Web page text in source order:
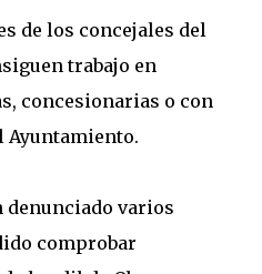
de los concejales del
trabajo en
concesionarias o con
Ayuntamiento.
denunciado varios
comprobar